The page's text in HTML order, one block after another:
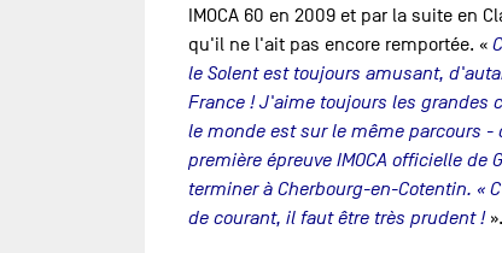
IMOCA 60 en 2009 et par la suite en
qu'il ne l'ait pas encore remportée. «
le Solent est toujours amusant,
France ! J'aime toujours les grandes
le monde est sur le même parcours -
première épreuve IMOCA officielle
terminer à Cherbourg-en-Cotentin. «
de courant, il faut être très prudent !».